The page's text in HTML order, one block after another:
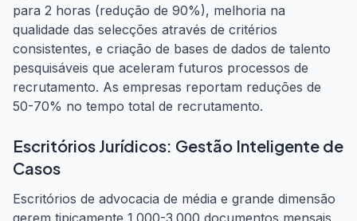
para 2 horas (redução de 90%), melhoria na
qualidade das selecções através de critérios
consistentes, e criação de bases de dados de talento
pesquisáveis que aceleram futuros processos de
recrutamento. As empresas reportam reduções de
50-70% no tempo total de recrutamento.
Escritórios Jurídicos: Gestão Inteligente de
Casos
Escritórios de advocacia de média e grande dimensão
gerem tipicamente 1.000-3.000 documentos mensais